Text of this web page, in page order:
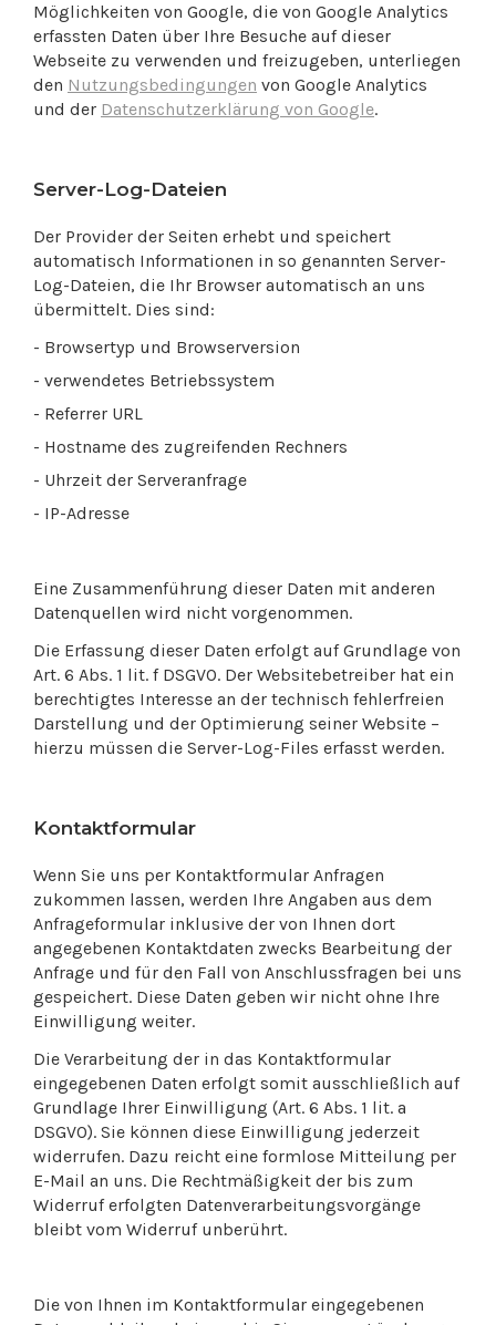
Möglichkeiten von Google, die von Google Analytics
erfassten Daten über Ihre Besuche auf dieser
Webseite zu verwenden und freizugeben, unterliegen
den Nutzungsbedingungen von Google Analytics
und der Datenschutzerklärung von Google.
Server-Log-Dateien
Der Provider der Seiten erhebt und speichert
automatisch Informationen in so genannten Server-
Log-Dateien, die Ihr Browser automatisch an uns
übermittelt. Dies sind:
- Browsertyp und Browserversion
- verwendetes Betriebssystem
- Referrer URL
- Hostname des zugreifenden Rechners
- Uhrzeit der Serveranfrage
- IP-Adresse
Eine Zusammenführung dieser Daten mit anderen
Datenquellen wird nicht vorgenommen.
Die Erfassung dieser Daten erfolgt auf Grundlage von
Art. 6 Abs. 1 lit. f DSGVO. Der Websitebetreiber hat ein
berechtigtes Interesse an der technisch fehlerfreien
Darstellung und der Optimierung seiner Website –
hierzu müssen die Server-Log-Files erfasst werden.
Kontaktformular
Wenn Sie uns per Kontaktformular Anfragen
zukommen lassen, werden Ihre Angaben aus dem
Anfrageformular inklusive der von Ihnen dort
angegebenen Kontaktdaten zwecks Bearbeitung der
Anfrage und für den Fall von Anschlussfragen bei uns
gespeichert. Diese Daten geben wir nicht ohne Ihre
Einwilligung weiter.
Die Verarbeitung der in das Kontaktformular
eingegebenen Daten erfolgt somit ausschließlich auf
Grundlage Ihrer Einwilligung (Art. 6 Abs. 1 lit. a
DSGVO). Sie können diese Einwilligung jederzeit
widerrufen. Dazu reicht eine formlose Mitteilung per
E-Mail an uns. Die Rechtmäßigkeit der bis zum
Widerruf erfolgten Datenverarbeitungsvorgänge
bleibt vom Widerruf unberührt.
Die von Ihnen im Kontaktformular eingegebenen